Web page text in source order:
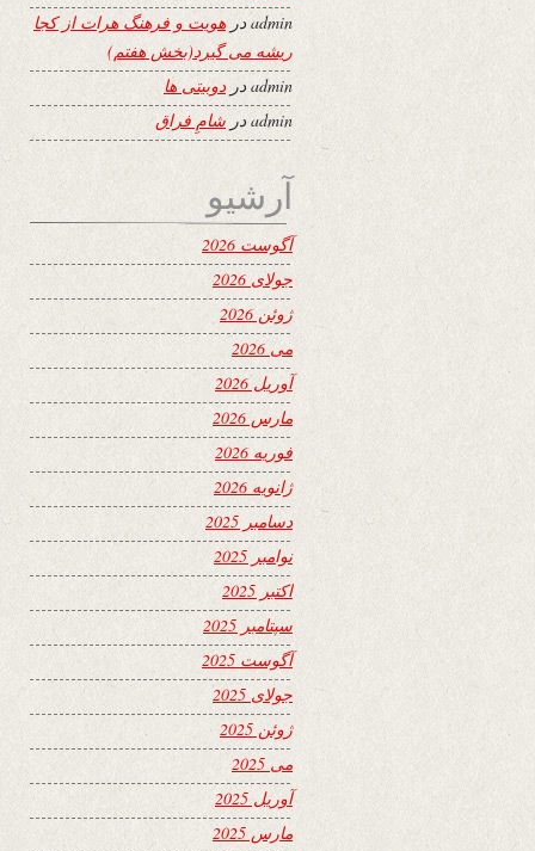
adminدر هویت و فرهنگ هرات از کجا
ریشه می گیرد(بخش هفتم)
adminدردوبیتی ها
admin در شامِ فراق
آرشیو
آگوست 2026
جولای 2026
ژوئن 2026
می 2026
آوریل 2026
مارس 2026
فوریه 2026
ژانویه 2026
دسامبر 2025
نوامبر 2025
اکتبر 2025
سپتامبر 2025
آگوست 2025
جولای 2025
ژوئن 2025
می 2025
آوریل 2025
مارس 2025